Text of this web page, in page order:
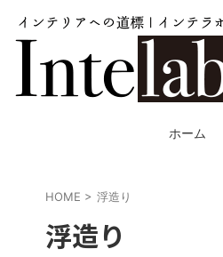
ホーム
HOME > 浮造り
浮造り